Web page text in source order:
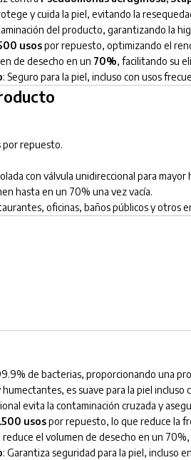
y cuida la piel, evitando la
del producto, garantizando la
usospor repuesto, optimizando el
de desecho en un 70%, facilitando su
: Seguro para la piel, incluso con usos
por repuesto.
con válvula unidireccional para mayor
hasta en un 70% una vez vacía.
oficinas, baños públicos y otros
de bacterias, proporcionando una
humectantes, es suave para la piel incluso
evita la contaminación cruzada y
usospor repuesto, lo que reduce la
reduce el volumen de desecho en un
: Garantiza seguridad para la piel, incluso